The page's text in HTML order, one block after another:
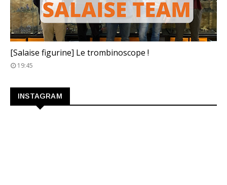
[Salaise figurine] Le trombinoscope !
19:45
INSTAGRAM